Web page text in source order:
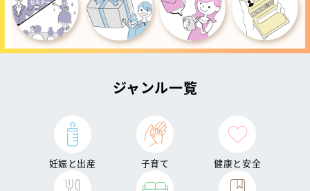
ジャンル一覧
妊娠と出産 子育て 健康と安全